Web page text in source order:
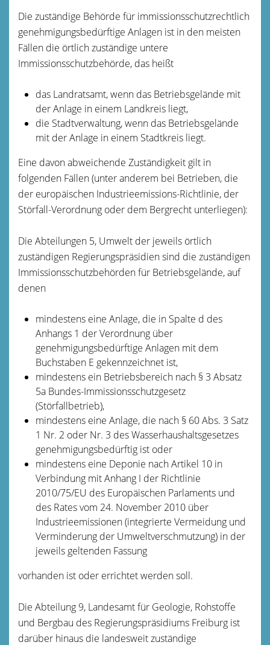
Die zuständige Behörde für immissionsschutzrechtlich
genehmigungsbedürftige Anlagen ist in den meisten
Fällen die örtlich zuständige untere
Immissionsschutzbehörde, das heißt
das Landratsamt, wenn das Betriebsgelände mit
der Anlage in einem Landkreis liegt,
die Stadtverwaltung, wenn das Betriebsgelände
mit der Anlage in einem Stadtkreis liegt.
Eine davon abweichende Zuständigkeit gilt in
folgenden Fällen (unter anderem bei Betrieben, die
der europäischen Industrieemissions-Richtlinie, der
Störfall-Verordnung oder dem Bergrecht unterliegen):
Die Abteilungen 5, Umwelt der jeweils örtlich
zuständigen Regierungspräsidien sind die zuständigen
Immissionsschutzbehörden für Betriebsgelände, auf
denen
mindestens eine Anlage, die in Spalte d des
Anhangs 1 der Verordnung über
genehmigungsbedürftige Anlagen mit dem
Buchstaben E gekennzeichnet ist,
mindestens ein Betriebsbereich nach § 3 Absatz
5a Bundes-Immissionsschutzgesetz
(Störfallbetrieb),
mindestens eine Anlage, die nach § 60 Abs. 3 Satz
1 Nr. 2 oder Nr. 3 des Wasserhaushaltsgesetzes
genehmigungsbedürftig ist oder
mindestens eine Deponie nach Artikel 10 in
Verbindung mit Anhang I der Richtlinie
2010/75/EU des Europäischen Parlaments und
des Rates vom 24. November 2010 über
Industrieemissionen (integrierte Vermeidung und
Verminderung der Umweltverschmutzung) in der
jeweils geltenden Fassung
vorhanden ist oder errichtet werden soll.
Die Abteilung 9, Landesamt für Geologie, Rohstoffe
und Bergbau des Regierungspräsidiums Freiburg ist
darüber hinaus die landesweit zuständige